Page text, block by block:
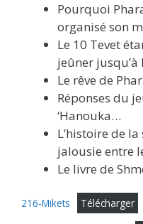
Pourquoi
organisé son
Le 10 Tevet
jeûner jusqu’à
Le rêve de
Réponses du
‘Hanouka…
L’histoire de
jalousie entre
Le livre de
216-Mikets Télécharger